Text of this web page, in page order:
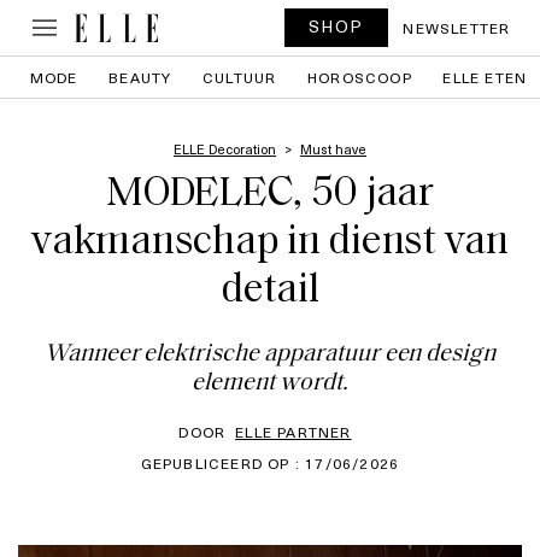
SHOP NEWSLETTER
MODE BEAUTY CULTUUR HOROSCOOP ELLE ETEN
ELLE Decoration Must have
MODELEC, 50 jaar
vakmanschap in dienst van
detail
Wanneer elektrische apparatuur een design
element wordt.
DOOR ELLE PARTNER
GEPUBLICEERD OP : 17/06/2026